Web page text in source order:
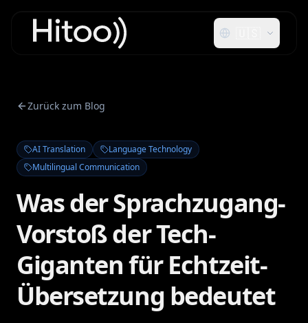
Zurück zum Blog
AI Translation
Language Technology
Multilingual Communication
Was der Sprachzugang-
Vorstoß der Tech-
Giganten für Echtzeit-
Übersetzung bedeutet